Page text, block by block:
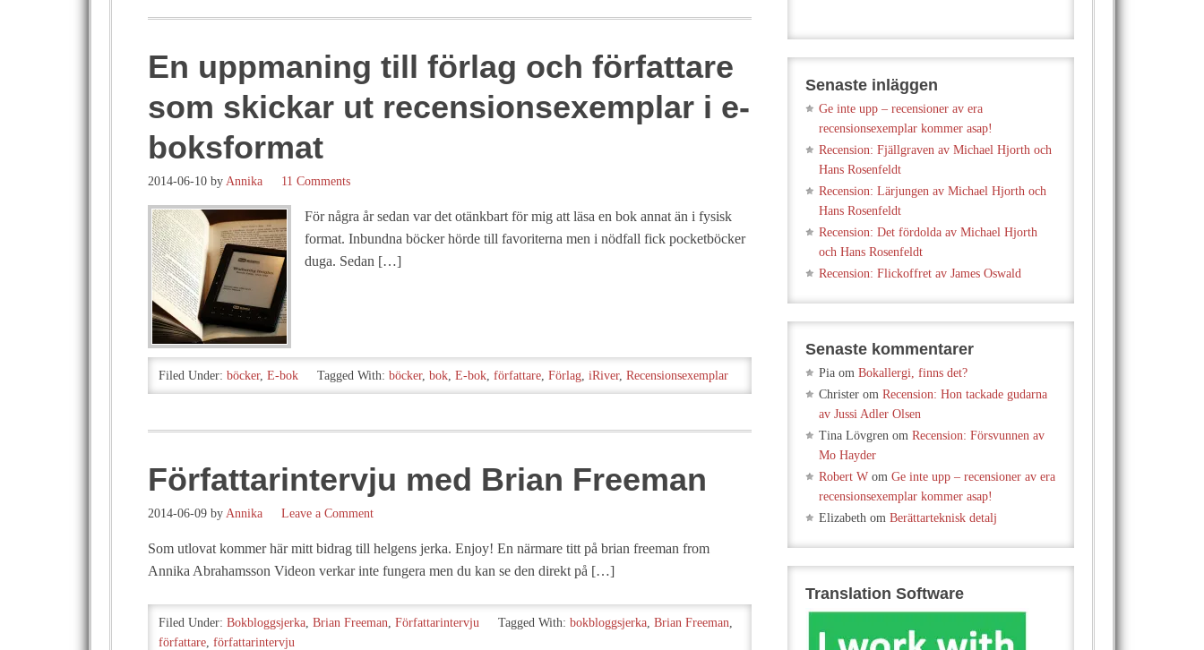
En uppmaning till förlag och författare
som skickar ut recensionsexemplar i e-
boksformat
2014-06-10 by Annika 11 Comments
För några år sedan var det otänkbart för mig att läsa en bok annat än i fysisk
format. Inbundna böcker hörde till favoriterna men i nödfall fick pocketböcker
duga. Sedan […]
Filed Under: böcker, E-bok Tagged With: böcker, bok, E-bok, författare, Förlag, iRiver, Recensionsexemplar
Författarintervju med Brian Freeman
2014-06-09 by Annika Leave a Comment
Som utlovat kommer här mitt bidrag till helgens jerka. Enjoy! En närmare titt på brian freeman from
Annika Abrahamsson Videon verkar inte fungera men du kan se den direkt på […]
Filed Under: Bokbloggsjerka, Brian Freeman, Författarintervju Tagged With: bokbloggsjerka, Brian Freeman,
författare, författarintervju
Senaste inläggen
Ge inte upp – recensioner av era
recensionsexemplar kommer asap!
Recension: Fjällgraven av Michael Hjorth och
Hans Rosenfeldt
Recension: Lärjungen av Michael Hjorth och
Hans Rosenfeldt
Recension: Det fördolda av Michael Hjorth
och Hans Rosenfeldt
Recension: Flickoffret av James Oswald
Senaste kommentarer
Pia om Bokallergi, finns det?
Christer om Recension: Hon tackade gudarna
av Jussi Adler Olsen
Tina Lövgren om Recension: Försvunnen av
Mo Hayder
Robert W om Ge inte upp – recensioner av era
recensionsexemplar kommer asap!
Elizabeth om Berättarteknisk detalj
Translation Software